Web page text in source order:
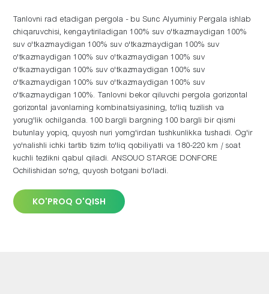
Tanlovni rad etadigan pergola - bu Sunc Alyuminiy Pergala ishlab
chiqaruvchisi, kengaytiriladigan 100% suv o'tkazmaydigan 100%
suv o'tkazmaydigan 100% suv o'tkazmaydigan 100% suv
o'tkazmaydigan 100% suv o'tkazmaydigan 100% suv
o'tkazmaydigan 100% suv o'tkazmaydigan 100% suv
o'tkazmaydigan 100% suv o'tkazmaydigan 100% suv
o'tkazmaydigan 100%. Tanlovni bekor qiluvchi pergola gorizontal
gorizontal javonlarning kombinatsiyasining, to'liq tuzilish va
yorug'lik ochilganda. 100 bargli bargning 100 bargli bir qismi
butunlay yopiq, quyosh nuri yomg'irdan tushkunlikka tushadi. Og'ir
yo'nalishli ichki tartib tizim to'liq qobiliyatli va 180-220 km / soat
kuchli tezlikni qabul qiladi. ANSOUO STARGE DONFORE
Ochilishidan so'ng, quyosh botgani bo'ladi.
KO'PROQ O'QISH